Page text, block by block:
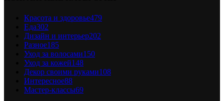
Красота и здоровье479
Еда302
Дизайн и интерьер202
Разное185
Уход за волосами150
Уход за кожей148
Декор своими руками108
Интересное88
Мастер-классы69